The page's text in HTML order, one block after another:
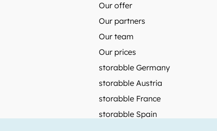
Our offer
Our partners
Our team
Our prices
storabble Germany
storabble Austria
storabble France
storabble Spain